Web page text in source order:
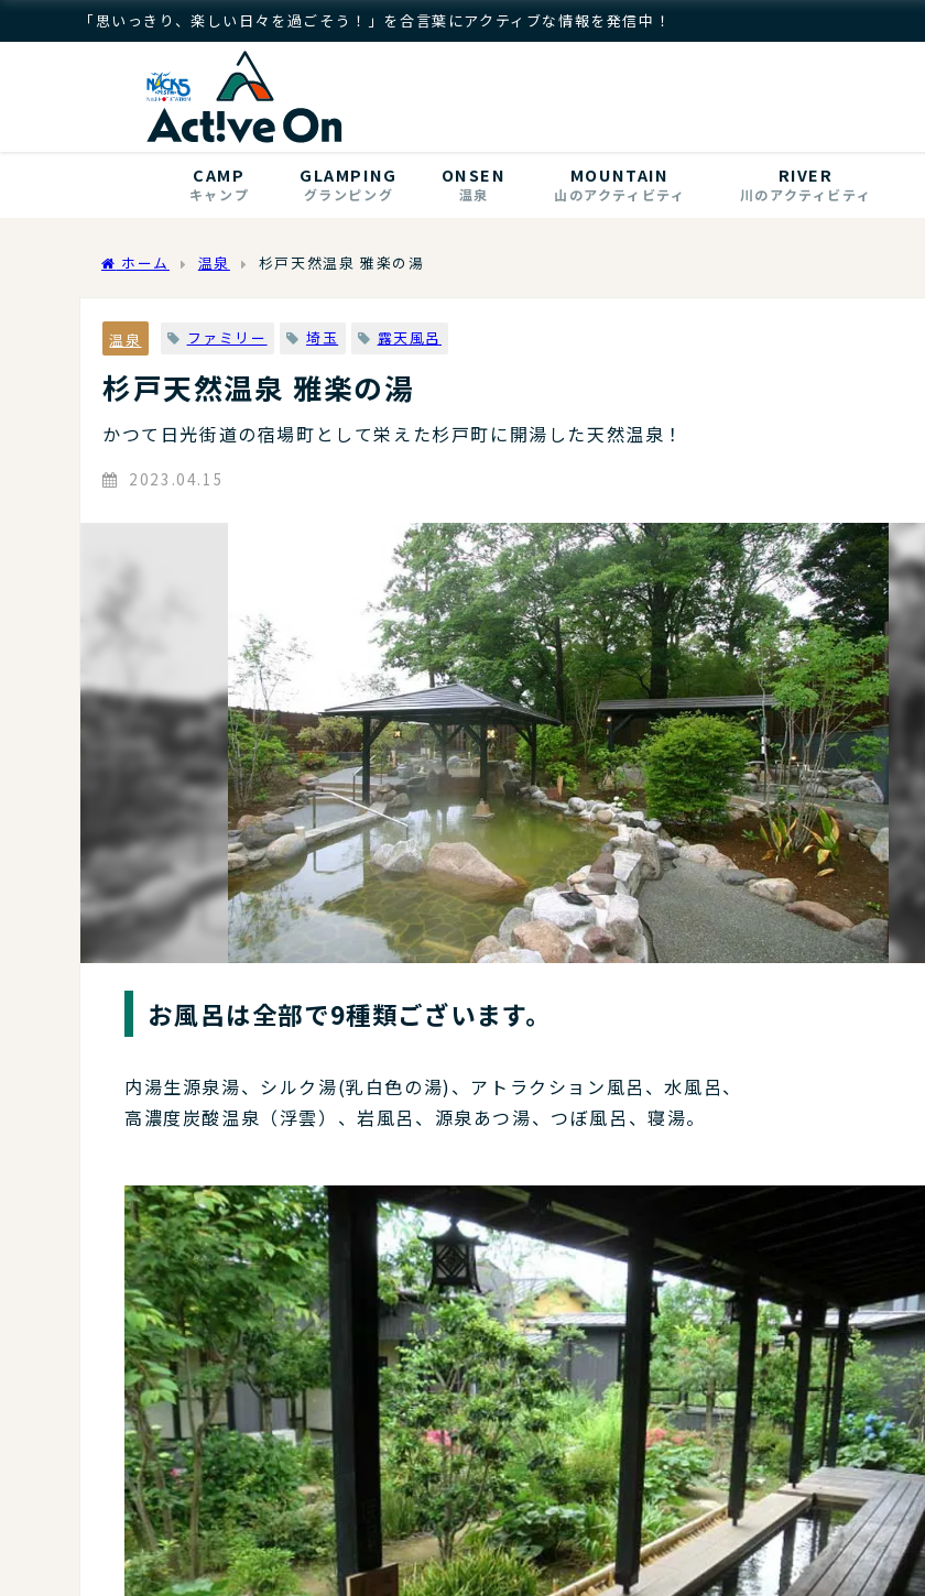
「思いっきり、楽しい日々を過ごそう！」を合言葉にアクティブな情報を発信中！
CAMP
キャンプ
GLAMPING
グランピング
ONSEN
温泉
MOUNTAIN
山のアクティビティ
RIVER
川のアクティビティ
ホーム 温泉 杉戸天然温泉 雅楽の湯
温泉 ファミリー 埼玉 露天風呂
杉戸天然温泉 雅楽の湯
かつて日光街道の宿場町として栄えた杉戸町に開湯した天然温泉！
2023.04.15
お風呂は全部で9種類ございます。
内湯生源泉湯、シルク湯(乳白色の湯)、アトラクション風呂、水風呂、
高濃度炭酸温泉（浮雲）、岩風呂、源泉あつ湯、つぼ風呂、寝湯。